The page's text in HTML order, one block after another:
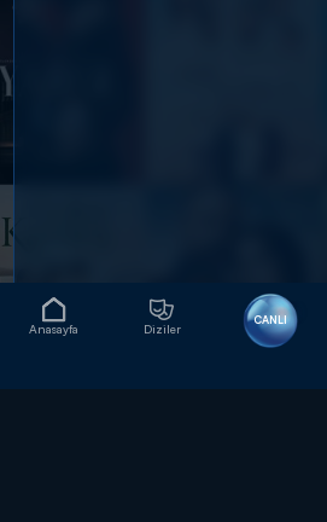
Anasayfa Diziler
CANLI